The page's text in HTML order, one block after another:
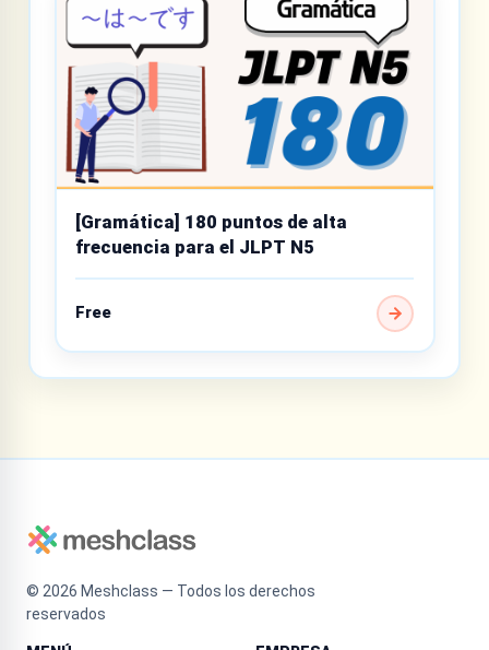
[Gramática] 180 puntos de alta
frecuencia para el JLPT N5
Free
© 2026 Meshclass — Todos los derechos
reservados